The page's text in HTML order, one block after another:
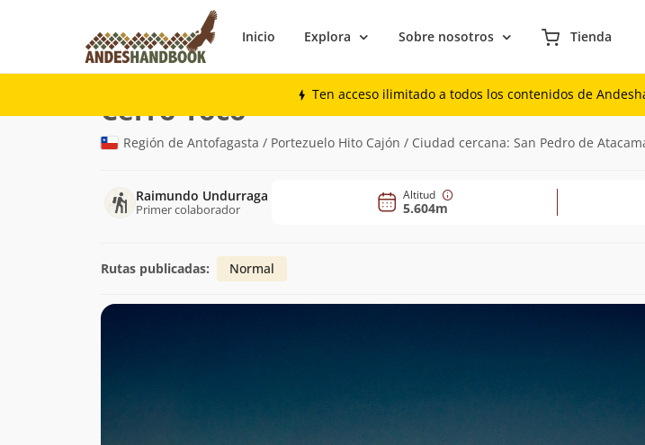
Inicio Explora Sobre nosotros Tienda
Ten acceso ilimitado a todos los contenidos de
Montaña
Cerro Toco (5.604m)
Región de Antofagasta / Portezuelo Hito Cajón / Ciudad cercana: San Pedro de
Raimundo Undurraga
Primer colaborador
Altitud
5.604m
Rutas publicadas: Normal